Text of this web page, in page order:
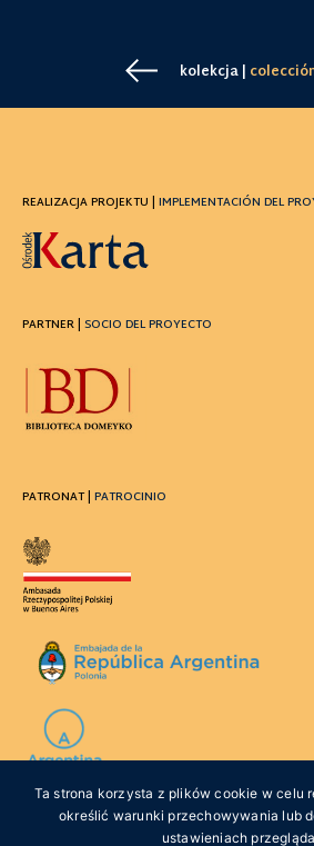
kolekcja |
REALIZACJA PROJEKTU | IMPLEMENTACIÓN DEL
PARTNER | SOCIO DEL PROYECTO
PATRONAT | PATROCINIO
WSPÓŁFINANSOWANIE |COFINANCIACIÓN
Ta strona korzysta z plików cookie w celu
określić warunki przechowywania lub
ustawieniach